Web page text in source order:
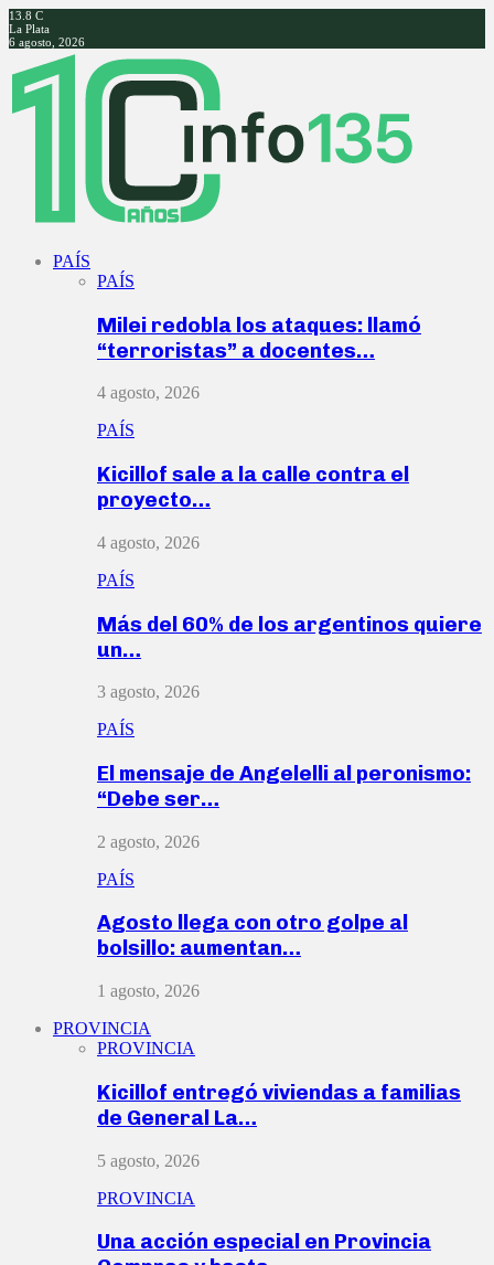
13.8 C
La Plata
6 agosto, 2026
Facebook
Twitter
Instagram
Youtube
PAÍS
PAÍS
Milei redobla los ataques: llamó
“terroristas” a docentes…
4 agosto, 2026
PAÍS
Kicillof sale a la calle contra el
proyecto…
4 agosto, 2026
PAÍS
Más del 60% de los argentinos quiere
un…
3 agosto, 2026
PAÍS
El mensaje de Angelelli al peronismo:
“Debe ser…
2 agosto, 2026
PAÍS
Agosto llega con otro golpe al
bolsillo: aumentan…
1 agosto, 2026
PROVINCIA
PROVINCIA
Kicillof entregó viviendas a familias
de General La…
5 agosto, 2026
PROVINCIA
Una acción especial en Provincia